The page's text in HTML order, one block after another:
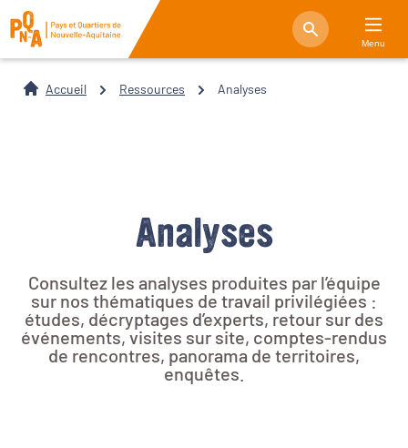
Menu
Accueil Ressources Analyses
Analyses
Consultez les analyses produites par l’équipe
sur nos thématiques de travail privilégiées :
études, décryptages d’experts, retour sur des
événements, visites sur site, comptes-rendus
de rencontres, panorama de territoires,
enquêtes.